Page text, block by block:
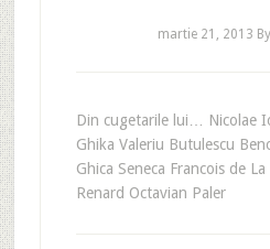
martie 21, 2013 By
Din cugetarile lui… Nicolae
Ghika Valeriu Butulescu
Ghica Seneca Francois de
Renard Octavian Paler